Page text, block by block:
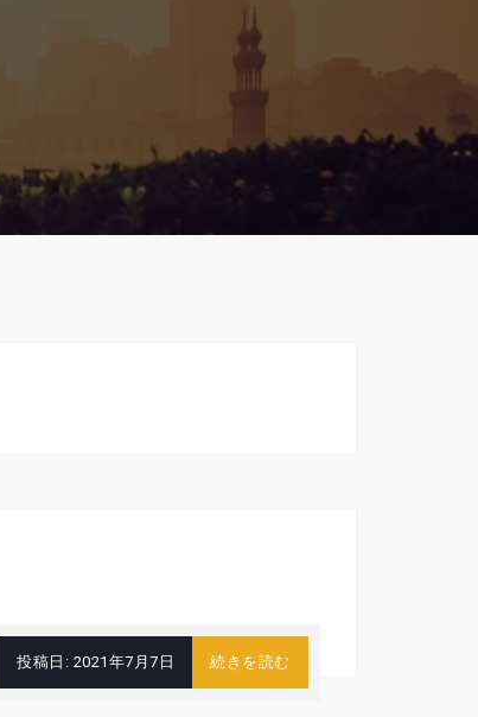
投稿日: 2021年7月7日 続きを読む